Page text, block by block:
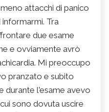
attacchi di panico
Tra
due esame
e ovviamente avrò
Mi preoccupo
pranzato e subito
durante l'esame avevo
sono dovuta uscire